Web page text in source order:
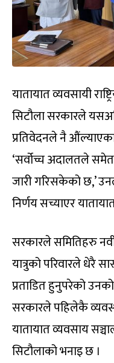
यातायात व्यवसायी
सिटौला सरकारले
प्रतिवेदनले नै
‘सर्वोच्च अदालतले समेत
जारी गरिसकेको छ,’
निर्णय सच्याएर
सरकारले समितिहरु
यात्रुको परिवारले धेरै
प्रताडित हुनुपरेको
सरकारले पहिलेकै
यातायात व्यवसाय
सिटौलाको भनाइ छ ।